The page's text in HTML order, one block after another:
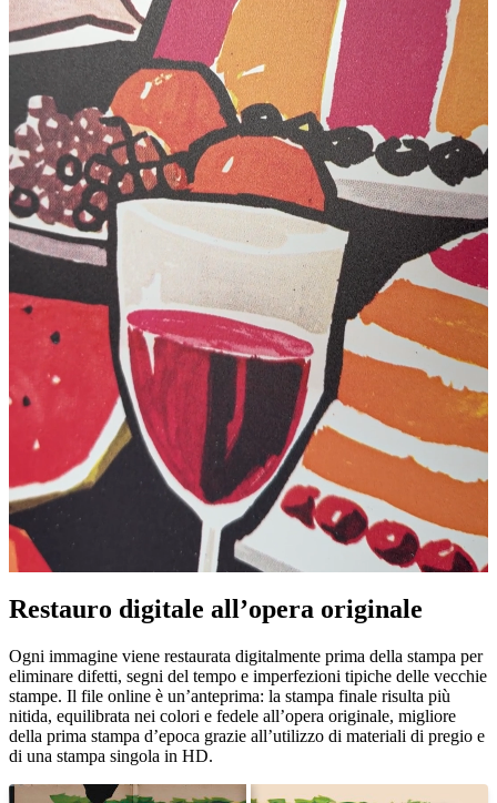
Restauro digitale all’opera originale
Ogni immagine viene restaurata digitalmente prima della stampa per
eliminare difetti, segni del tempo e imperfezioni tipiche delle vecchie
stampe. Il file online è un’anteprima: la stampa finale risulta più
nitida, equilibrata nei colori e fedele all’opera originale, migliore
della prima stampa d’epoca grazie all’utilizzo di materiali di pregio e
di una stampa singola in HD.